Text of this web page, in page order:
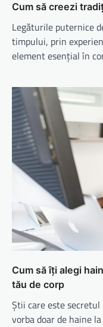
Cum să creezi
Legăturile puternice
timpului, prin
element esențial în
Cum să îți alegi
tău de corp
Știi care este
vorba doar de haine